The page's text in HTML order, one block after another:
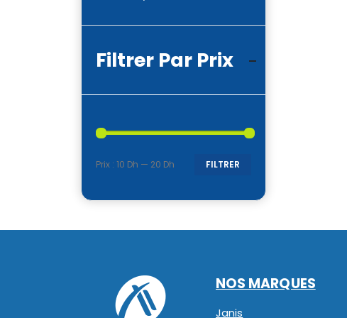
Filtrer Par Prix
FILTRER
Prix : 10 Dh — 20 Dh
NOS MARQUES
Janis